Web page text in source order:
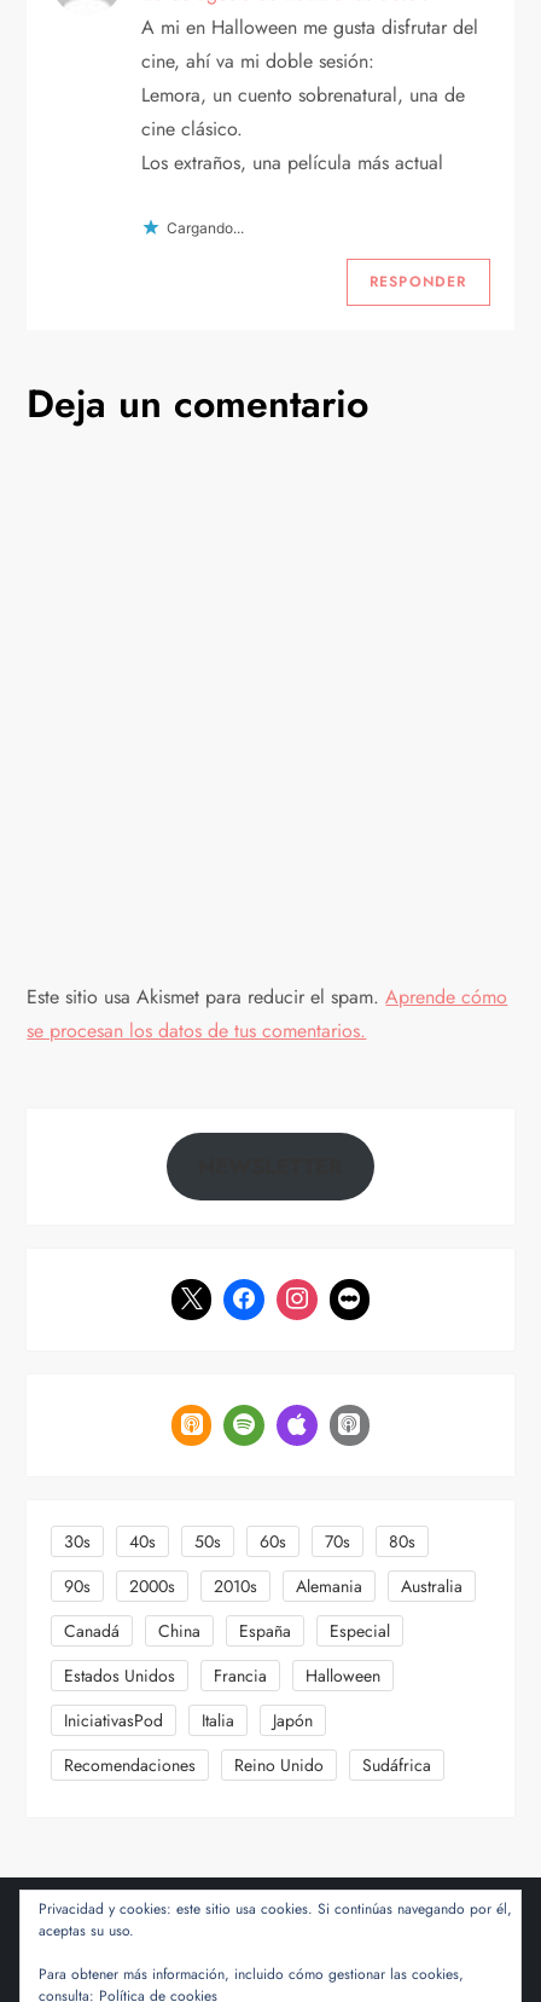
A mi en Halloween me gusta disfrutar del
cine, ahí va mi doble sesión:
Lemora, un cuento sobrenatural, una de
cine clásico.
Los extraños, una película más actual
Cargando...
RESPONDER
Deja un comentario
Este sitio usa Akismet para reducir el spam.Aprende cómo
se procesan los datos de tus comentarios.
30s 40s 50s 60s 70s
80s
90s
2000s 2010s Alemania
Australia
Canadá
China España
Especial
Estados Unidos
Francia
Halloween
IniciativasPod
Italia
Japón
Recomendaciones
Reino Unido Sudáfrica
Privacidad y cookies: este sitio usa cookies. Si continúas navegando por él,
aceptas su uso.
Para obtener más información, incluido cómo gestionar las cookies,
consulta: Política de cookies